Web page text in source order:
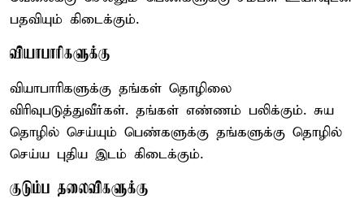
பதவியும் கிடைக்கும்.
வியாபாரிகளுக்கு
வியாபாரிகளுக்கு தங்கள் தொழிலை
விரிவுபடுத்துவீர்கள். தங்கள் எண்ணம் பலிக்கும். சுய
தொழில் செய்யும் பெண்களுக்கு தங்களுக்கு தொழில்
செய்ய புதிய இடம் கிடைக்கும்.
குடும்ப தலைவிகளுக்கு